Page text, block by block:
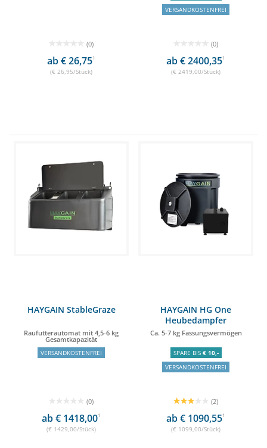
(0)
ab € 26,751
(€ 26,95/Stück)
VERSANDKOSTENFREI
(0)
ab € 2400,351
(€ 2419,00/Stück)
HAYGAIN StableGraze
Raufutterautomat mit 4,5-6 kg
Gesamtkapazität
VERSANDKOSTENFREI
(0)
ab € 1418,001
(€ 1429,00/Stück)
HAYGAIN HG One
Heubedampfer
Ca. 5-7 kg Fassungsvermögen
SPARE BIS € 10,-
VERSANDKOSTENFREI
(2)
ab € 1090,551
(€ 1099,00/Stück)